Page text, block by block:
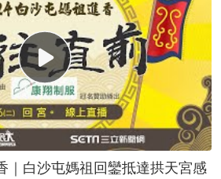
｜白沙屯媽祖回鑾抵達拱天宮感